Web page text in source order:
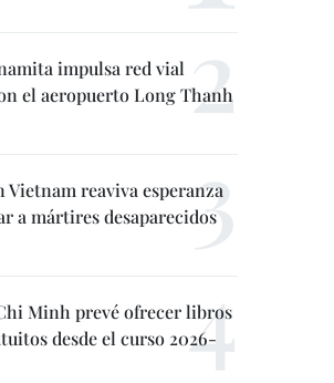
impulsa red vial
el aeropuerto Long Thanh
Vietnam reaviva esperanza
a mártires desaparecidos
Minh prevé ofrecer libros
desde el curso 2026-